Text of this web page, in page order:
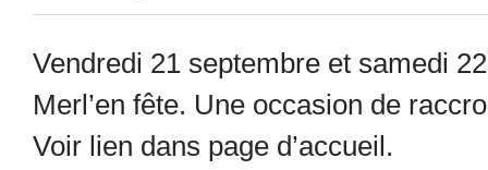
Vendredi 21 septembre et samedi
Merl’en fête. Une occasion de
Voir lien dans page d’accueil.